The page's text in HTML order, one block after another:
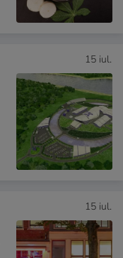
15 iul.
15 iul.